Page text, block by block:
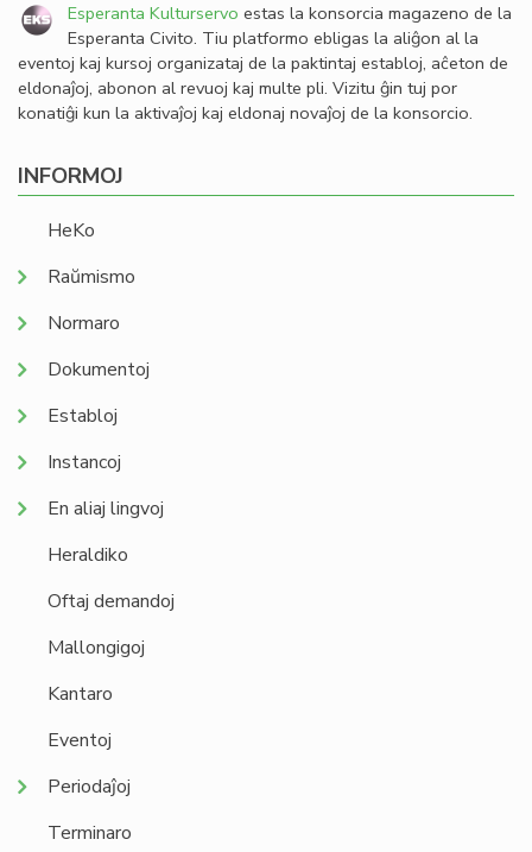
Esperanta Kulturservo estas la konsorcia magazeno de la
Esperanta Civito. Tiu platformo ebligas la aliĝon al la
eventoj kaj kursoj organizataj de la paktintaj establoj, aĉeton de
eldonaĵoj, abonon al revuoj kaj multe pli. Vizitu ĝin tuj por
konatiĝi kun la aktivaĵoj kaj eldonaj novaĵoj de la konsorcio.
INFORMOJ
HeKo
Raŭmismo
Normaro
Dokumentoj
Establoj
Instancoj
En aliaj lingvoj
Heraldiko
Oftaj demandoj
Mallongigoj
Kantaro
Eventoj
Periodaĵoj
Terminaro